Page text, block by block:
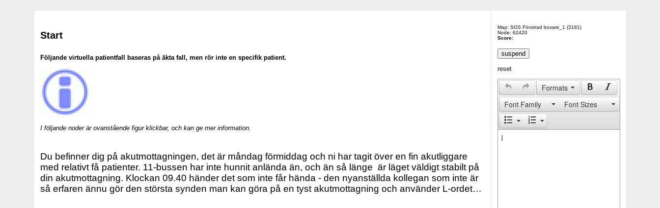
Start
Följande virtuella patientfall baseras på äkta fall, men rör inte en specifik patient.
I följande noder är ovanstående figur klickbar, och kan ge mer information.
Du befinner dig på akutmottagningen, det är måndag förmiddag och ni har tagit över en fin akutliggare
med relativt få patienter. 11-bussen har inte hunnit anlända än, och än så länge är läget väldigt stabilt på
din akutmottagning. Klockan 09.40 händer det som inte får hända - den nyanställda kollegan som inte är
så erfaren ännu gör den största synden man kan göra på en tyst akutmottagning och använder L-ordet…
Map: SOS Förvirrad boxare_1 (3181)
Node: 62420
Score:
reset
Formats
Font Family
Font Sizes